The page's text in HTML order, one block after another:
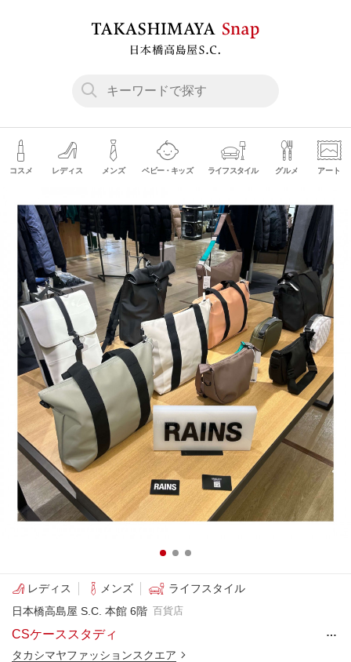
コスメ レディス メンズ ベビー・キッズ ライフスタイル グルメ アート
レディス メンズ
ライフスタイル
日本橋高島屋 S.C. 本館 6階 百貨店
CSケーススタディ
…
タカシマヤファッションスクエア